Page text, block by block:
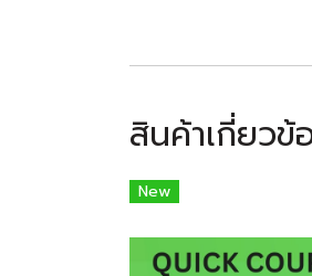
สินค้าเกี่ยวข้
New